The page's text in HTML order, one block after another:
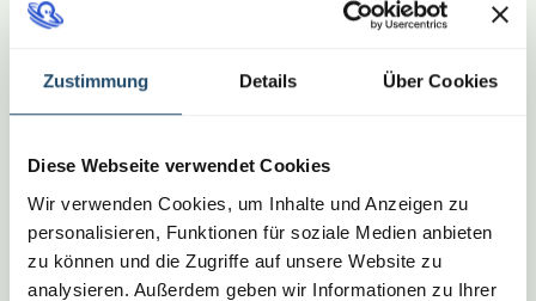
Zustimmung Details Über Cookies
Diese Webseite verwendet Cookies
Wir verwenden Cookies, um Inhalte und Anzeigen zu
personalisieren, Funktionen für soziale Medien anbieten
zu können und die Zugriffe auf unsere Website zu
analysieren. Außerdem geben wir Informationen zu Ihrer
du deine persönlichen Bewegungsmuster und
und gezielt anzugehen.
Korrigieren & stabilisieren